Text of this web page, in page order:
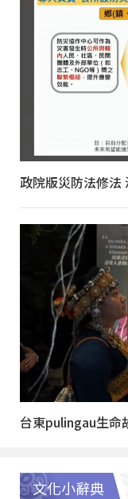
政院版災防法修法
台東pulingau生命
文化小辭典